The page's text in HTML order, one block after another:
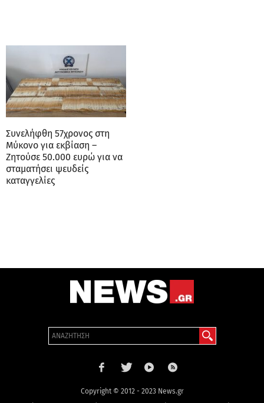
Συνελήφθη 57χρονος στη
Μύκονο για εκβίαση –
Ζητούσε 50.000 ευρώ για να
σταματήσει ψευδείς
καταγγελίες
Copyright © 2012 - 2023 News.gr